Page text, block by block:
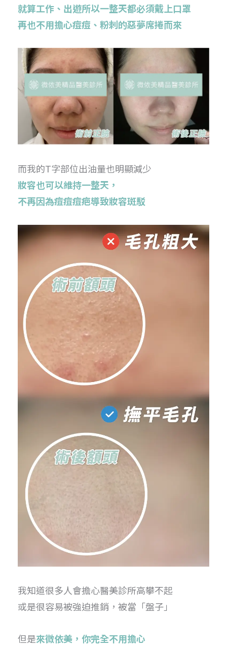
就算工作、出遊所以一整天都必須戴上口罩
再也不用擔心痘痘、粉刺的惡夢席捲而來
而我的T字部位出油量也明顯減少
妝容也可以維持一整天，
不再因為痘痘痘疤導致妝容斑駁
我知道很多人會擔心醫美診所高攀不起
或是很容易被強迫推銷，被當「盤子」
但是來微依美，你完全不用擔心